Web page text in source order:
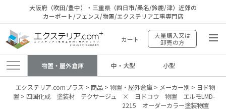
大阪府（吹田/豊中）・三重県（四日市/桑名/鈴鹿/津）近郊の
カーポート/フェンス/物置/エクステリア工事専門店
カート
大量購入又は
卸売の方
物置・屋外倉庫 中・大型 小型
エクステリア.comプラス > 商品> 物置・屋外倉庫> メーカー別 > ヨド物
置> 四国化成 塗装材 テクサージュ × ヨドコウ 物置 エルモLMD-
2215 オーダーカラー塗装物置